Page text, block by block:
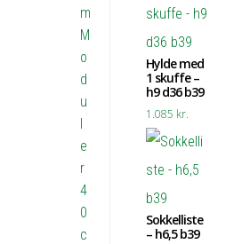
Hylde med
1 skuffe –
h9 d36 b39
1.085 kr.
Sokkelliste
– h6,5 b39
m
M
o
d
u
l
e
r
4
0
c